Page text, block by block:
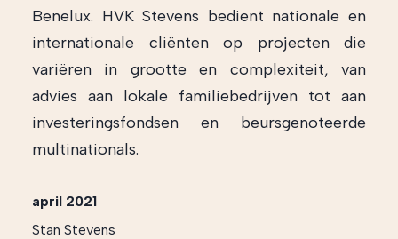
Benelux. HVK Stevens bedient nationale en
internationale cliënten op projecten die
variëren in grootte en complexiteit, van
advies aan lokale familiebedrijven tot aan
investeringsfondsen en beursgenoteerde
multinationals.
april 2021
Stan Stevens